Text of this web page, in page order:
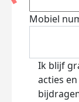
Mobiel
Ik blijf
acties